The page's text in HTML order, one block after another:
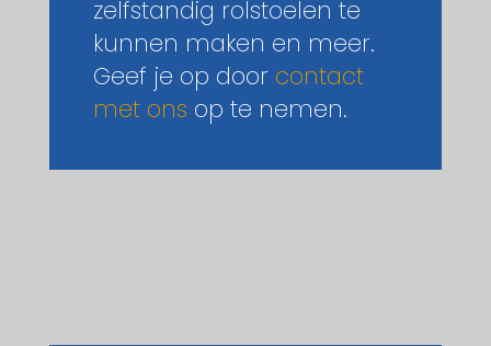
zelfstandig rolstoelen te
kunnen maken en meer.
Geef je op door contact
met ons op te nemen.